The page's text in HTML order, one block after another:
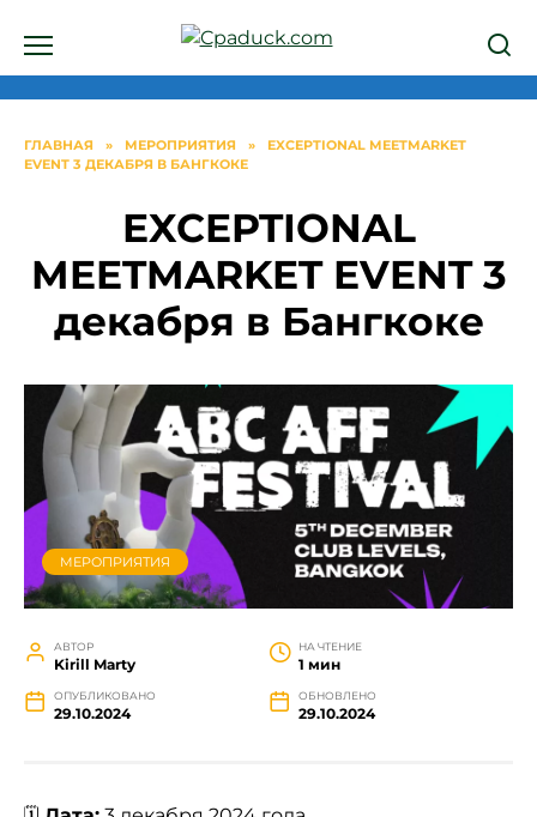
ГЛАВНАЯ » МЕРОПРИЯТИЯ »
EXCEPTIONAL MEETMARKET
EVENT 3 ДЕКАБРЯ В БАНГКОКЕ
EXCEPTIONAL
MEETMARKET EVENT 3
декабря в Бангкоке
МЕРОПРИЯТИЯ
АВТОР
Kirill Marty
НА ЧТЕНИЕ
1 мин
ОПУБЛИКОВАНО
29.10.2024
ОБНОВЛЕНО
29.10.2024